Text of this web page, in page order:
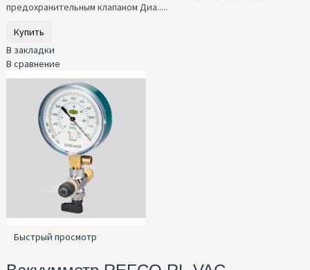
предохранительным клапаном Диа.....
Купить
В закладки
В сравнение
Быстрый просмотр